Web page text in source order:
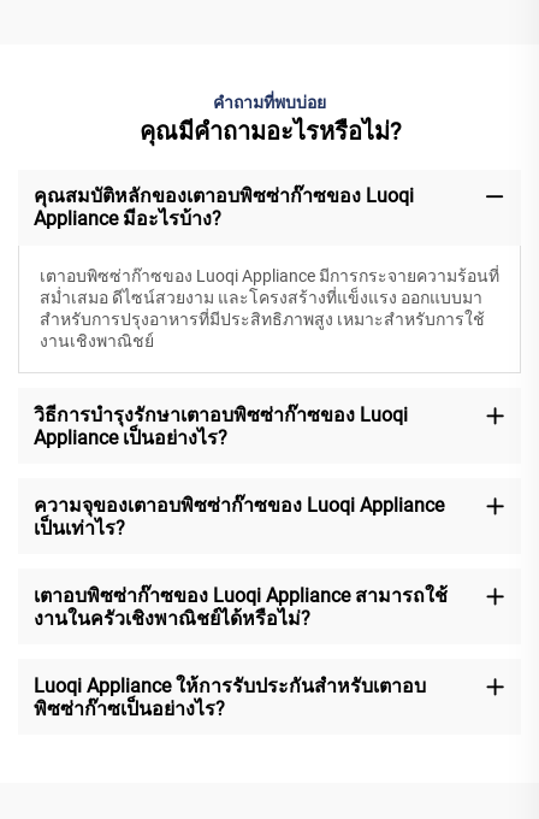
คำถามที่พบบ่อย
คุณมีคำถามอะไรหรือไม่?
คุณสมบัติหลักของเตาอบพิซซ่าก๊าซของ Luoqi
Appliance มีอะไรบ้าง?
เตาอบพิซซ่าก๊าซของ Luoqi Appliance มีการกระจายความร้อนที่
สม่ำเสมอ ดีไซน์สวยงาม และโครงสร้างที่แข็งแรง ออกแบบมา
สำหรับการปรุงอาหารที่มีประสิทธิภาพสูง เหมาะสำหรับการใช้
งานเชิงพาณิชย์
วิธีการบำรุงรักษาเตาอบพิซซ่าก๊าซของ Luoqi
Appliance เป็นอย่างไร?
ความจุของเตาอบพิซซ่าก๊าซของ Luoqi Appliance
เป็นเท่าไร?
เตาอบพิซซ่าก๊าซของ Luoqi Appliance สามารถใช้
งานในครัวเชิงพาณิชย์ได้หรือไม่?
Luoqi Appliance ให้การรับประกันสำหรับเตาอบ
พิซซ่าก๊าซเป็นอย่างไร?